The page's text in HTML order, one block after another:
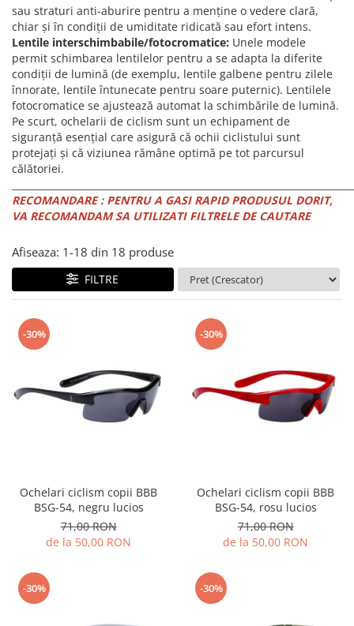
PIESE E-BIKE
ROTI SI PIESE
RULMENTI
SEI SI COMPONENTE
TRANSMISIE
PEDALIERE
ARMURI
PROTECTII COATE
PROTECTII GENUNCHI
ALTE PROTECTII
PANTALONI PROTECTIE
RECUPERARE SI INGRIJIRE
SEPCI /CACIULI / BANDANE
BANDANE
CACIULI
MASTI/CAGULE
sau straturi anti-aburire pentru a menține o vedere clară,
chiar și în condiții de umiditate ridicată sau efort intens.
Lentile interschimbabile/fotocromatice: Unele modele
permit schimbarea lentilelor pentru a se adapta la diferite
condiții de lumină (de exemplu, lentile galbene pentru zilele
înnorate, lentile întunecate pentru soare puternic). Lentilele
fotocromatice se ajustează automat la schimbările de lumină.
Pe scurt, ochelarii de ciclism sunt un echipament de
siguranță esențial care asigură că ochii ciclistului sunt
protejați și că viziunea rămâne optimă pe tot parcursul
călătoriei.
RECOMANDARE : PENTRU A GASI RAPID PRODUSUL DORIT,
VA RECOMANDAM SA UTILIZATI FILTRELE DE CAUTARE
Afiseaza: 1-18 din 18 produse
FILTRE
-30%
Ochelari ciclism copii BBB
BSG-54, negru lucios
71,00 RON
de la 50,00 RON
-30%
Ochelari ciclism copii BBB
BSG-54, rosu lucios
71,00 RON
de la 50,00 RON
-30% -30%